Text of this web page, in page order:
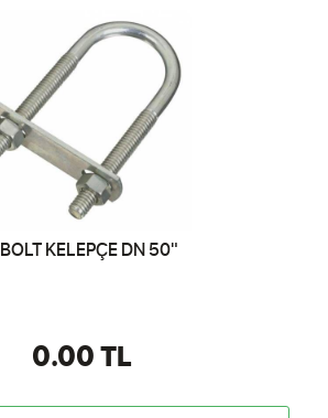
KELEPÇE DN 50"
0.00 TL